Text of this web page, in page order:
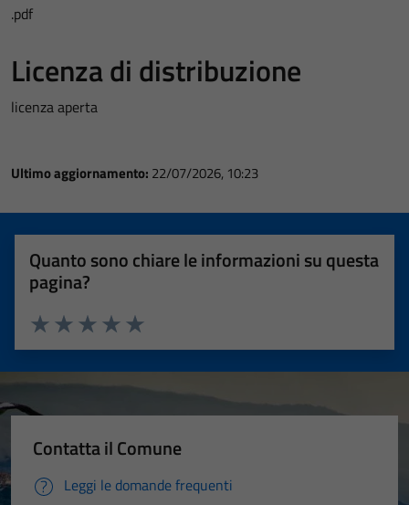
.pdf
Licenza di distribuzione
licenza aperta
Ultimo aggiornamento: 22/07/2026, 10:23
Quanto sono chiare le informazioni su questa
pagina?
Valuta 5 stelle su 5
Valuta 4 stelle su 5
Valuta 3 stelle su 5
Valuta 2 stelle su 5
Valuta 1 stelle su 5
Contatta il Comune
Leggi le domande frequenti